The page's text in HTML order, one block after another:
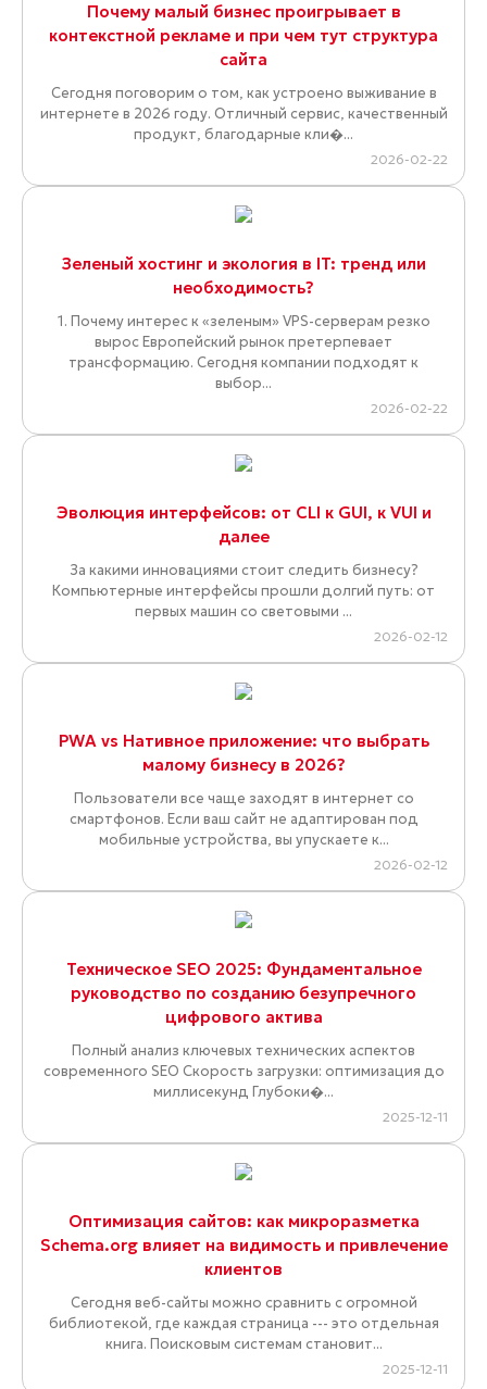
Почему малый бизнес проигрывает в
контекстной рекламе и при чем тут структура
сайта
Сегодня поговорим о том, как устроено выживание в
интернете в 2026 году. Отличный сервис, качественный
продукт, благодарные кли�...
2026-02-22
Зеленый хостинг и экология в IT: тренд или
необходимость?
1. Почему интерес к «зеленым» VPS-серверам резко
вырос Европейский рынок претерпевает
трансформацию. Сегодня компании подходят к
выбор...
2026-02-22
Эволюция интерфейсов: от CLI к GUI, к VUI и
далее
За какими инновациями стоит следить бизнесу?
Компьютерные интерфейсы прошли долгий путь: от
первых машин со световыми ...
2026-02-12
PWA vs Нативное приложение: что выбрать
малому бизнесу в 2026?
Пользователи все чаще заходят в интернет со
смартфонов. Если ваш сайт не адаптирован под
мобильные устройства, вы упускаете к...
2026-02-12
Техническое SEO 2025: Фундаментальное
руководство по созданию безупречного
цифрового актива
Полный анализ ключевых технических аспектов
современного SEO Скорость загрузки: оптимизация до
миллисекунд Глубоки�...
2025-12-11
Оптимизация сайтов: как микроразметка
Schema.org влияет на видимость и привлечение
клиентов
Сегодня веб-сайты можно сравнить с огромной
библиотекой, где каждая страница --- это отдельная
книга. Поисковым системам становит...
2025-12-11